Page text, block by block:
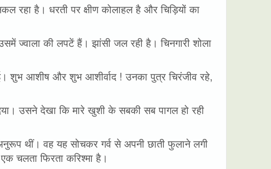
है। धरती पर क्षीण कोलाहल है और चिड़ियों का
ज्वाला की लपटें हैं। झांसी जल रही है। चिनगारी शोला
शुभ आशीष और शुभ आशीर्वाद ! उनका पुत्र चिरंजीव रहे,
उसने देखा कि मारे खुशी के सबकी सब पागल हो रही
थीं। वह यह सोचकर गर्व से अपनी छाती फुलाने लगी
चलता फिरता करिश्मा है।